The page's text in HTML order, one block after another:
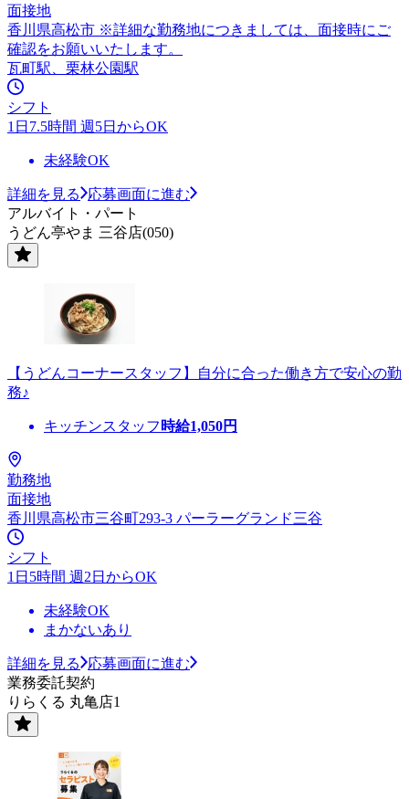
面接地
香川県高松市 ※詳細な勤務地につきましては、面接時にご
確認をお願いいたします。
瓦町駅、栗林公園駅
シフト
1日7.5時間 週5日からOK
未経験OK
詳細を見る
応募画面に進む
アルバイト・パート
うどん亭やま 三谷店(050)
【うどんコーナースタッフ】自分に合った働き方で安心の勤
務♪
キッチンスタッフ 時給1,050円
勤務地
面接地
香川県高松市三谷町293-3 パーラーグランド三谷
シフト
1日5時間 週2日からOK
未経験OK
まかないあり
詳細を見る
応募画面に進む
業務委託契約
りらくる 丸亀店1